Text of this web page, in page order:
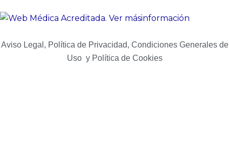
Aviso Legal, Política de Privacidad, Condiciones Generales de
Uso y Política de Cookies